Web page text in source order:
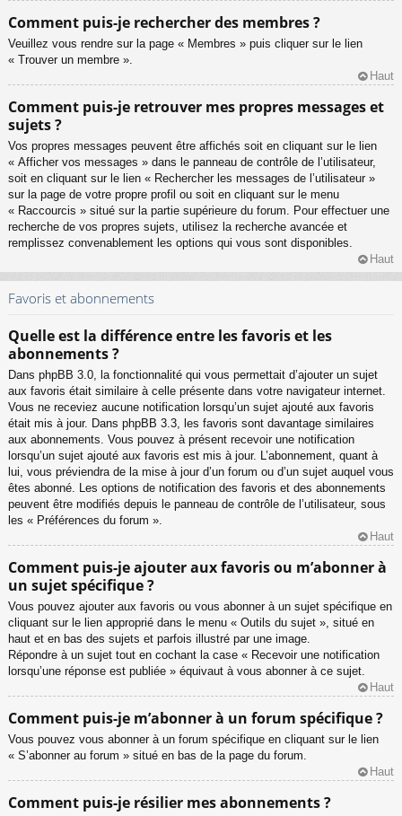
Comment puis-je rechercher des membres ?
Veuillez vous rendre sur la page « Membres » puis cliquer sur le lien
« Trouver un membre ».
Haut
Comment puis-je retrouver mes propres messages et
sujets ?
Vos propres messages peuvent être affichés soit en cliquant sur le lien
« Afficher vos messages » dans le panneau de contrôle de l’utilisateur,
soit en cliquant sur le lien « Rechercher les messages de l’utilisateur »
sur la page de votre propre profil ou soit en cliquant sur le menu
« Raccourcis » situé sur la partie supérieure du forum. Pour effectuer une
recherche de vos propres sujets, utilisez la recherche avancée et
remplissez convenablement les options qui vous sont disponibles.
Haut
Favoris et abonnements
Quelle est la différence entre les favoris et les
abonnements ?
Dans phpBB 3.0, la fonctionnalité qui vous permettait d’ajouter un sujet
aux favoris était similaire à celle présente dans votre navigateur internet.
Vous ne receviez aucune notification lorsqu’un sujet ajouté aux favoris
était mis à jour. Dans phpBB 3.3, les favoris sont davantage similaires
aux abonnements. Vous pouvez à présent recevoir une notification
lorsqu’un sujet ajouté aux favoris est mis à jour. L’abonnement, quant à
lui, vous préviendra de la mise à jour d’un forum ou d’un sujet auquel vous
êtes abonné. Les options de notification des favoris et des abonnements
peuvent être modifiés depuis le panneau de contrôle de l’utilisateur, sous
les « Préférences du forum ».
Haut
Comment puis-je ajouter aux favoris ou m’abonner à
un sujet spécifique ?
Vous pouvez ajouter aux favoris ou vous abonner à un sujet spécifique en
cliquant sur le lien approprié dans le menu « Outils du sujet », situé en
haut et en bas des sujets et parfois illustré par une image.
Répondre à un sujet tout en cochant la case « Recevoir une notification
lorsqu’une réponse est publiée » équivaut à vous abonner à ce sujet.
Haut
Comment puis-je m’abonner à un forum spécifique ?
Vous pouvez vous abonner à un forum spécifique en cliquant sur le lien
« S’abonner au forum » situé en bas de la page du forum.
Haut
Comment puis-je résilier mes abonnements ?